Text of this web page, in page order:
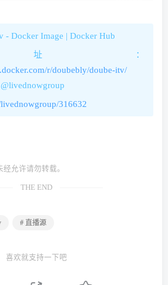
- Docker Image | Docker Hub
：
r/doubebly/doube-itv/
316632
允许请勿转载。
THE END
# 直播源
喜欢就支持一下吧